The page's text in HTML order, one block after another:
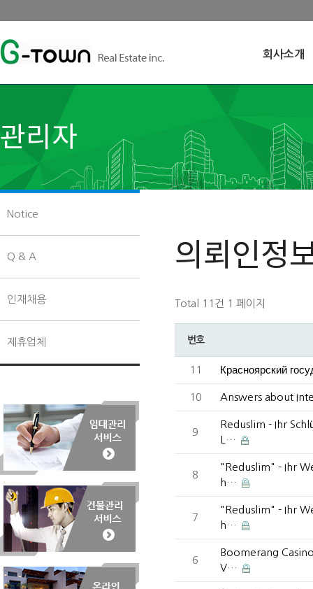
회사소개
관리자
Notice
Q & A
인재채용
제휴업체
의뢰인정
Total 11건 1 페이지
번호
11 Красноярский
10 Answers about
9
Reduslim - Ihr
L…
8
"Reduslim" - Ihr
h…
7
"Reduslim" - Ihr
h…
6
Boomerang
V…